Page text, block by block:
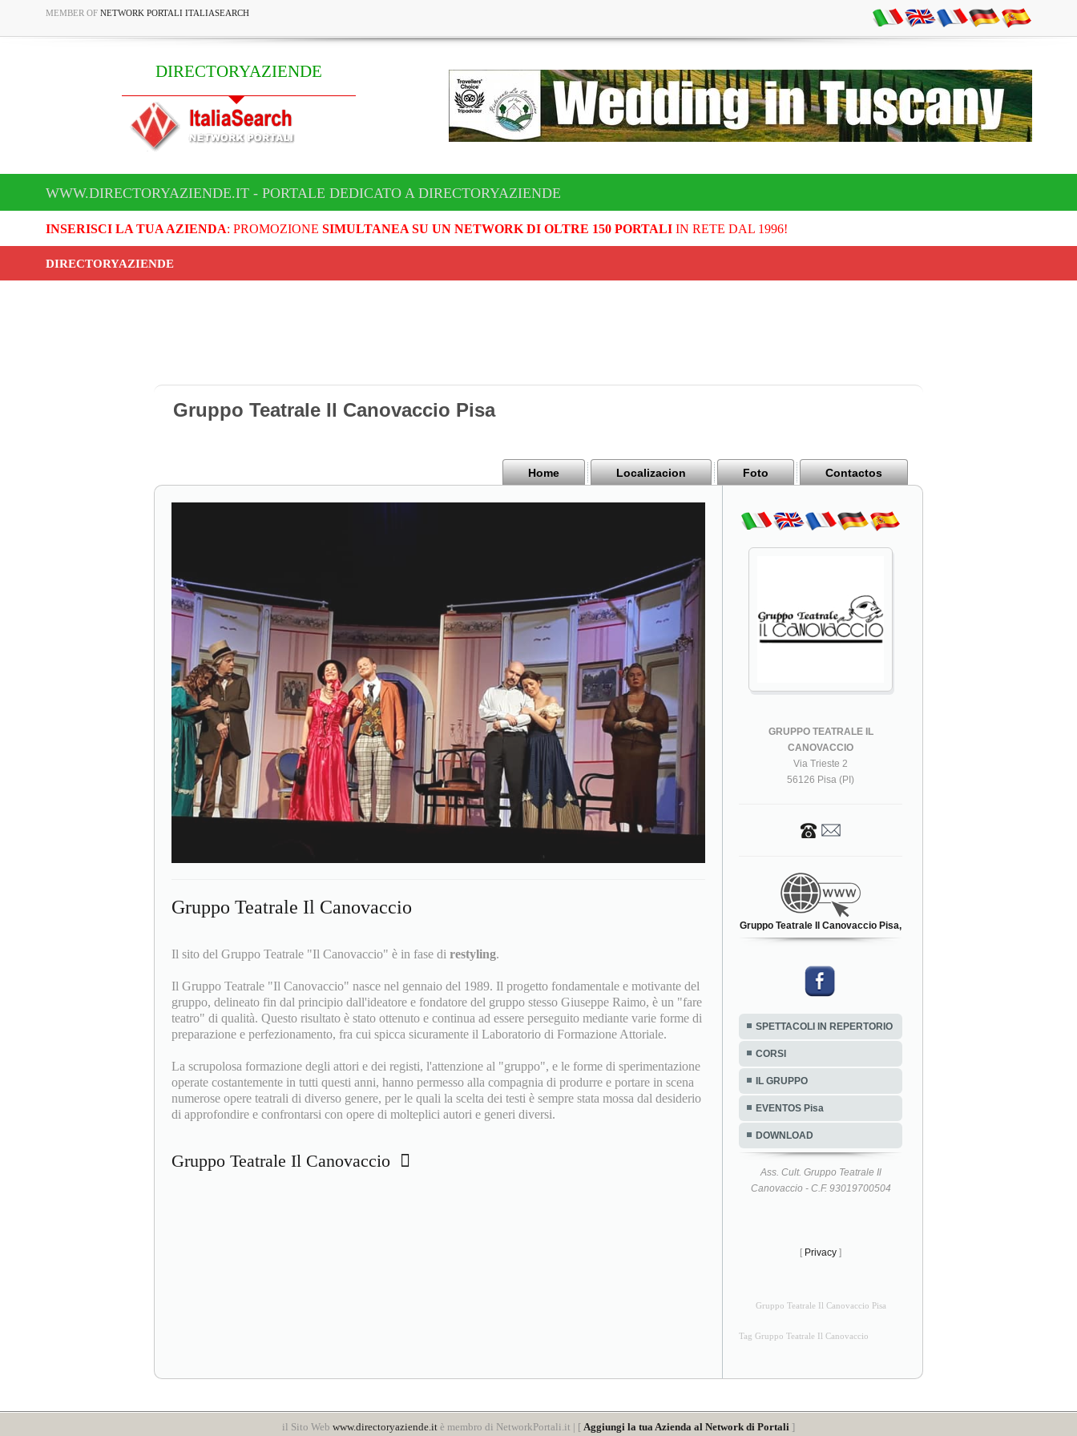
MEMBER OF NETWORK PORTALI ITALIASEARCH
DIRECTORYAZIENDE
WWW.DIRECTORYAZIENDE.IT - PORTALE DEDICATO A DIRECTORYAZIENDE
INSERISCI LA TUA AZIENDA: PROMOZIONE SIMULTANEA SU UN NETWORK DI OLTRE 150 PORTALIIN RETE DAL 1996!
DIRECTORYAZIENDE
Gruppo Teatrale Il Canovaccio Pisa
Home Localizacion Foto Contactos
Gruppo Teatrale Il Canovaccio
Il sito del Gruppo Teatrale "Il Canovaccio" è in fase di restyling.
Il Gruppo Teatrale "Il Canovaccio" nasce nel gennaio del 1989. Il progetto fondamentale e motivante del
gruppo, delineato fin dal principio dall'ideatore e fondatore del gruppo stesso Giuseppe Raimo, è un "fare
teatro" di qualità. Questo risultato è stato ottenuto e continua ad essere perseguito mediante varie forme di
preparazione e perfezionamento, fra cui spicca sicuramente il Laboratorio di Formazione Attoriale.
La scrupolosa formazione degli attori e dei registi, l'attenzione al "gruppo", e le forme di sperimentazione
operate costantemente in tutti questi anni, hanno permesso alla compagnia di produrre e portare in scena
numerose opere teatrali di diverso genere, per le quali la scelta dei testi è sempre stata mossa dal desiderio
di approfondire e confrontarsi con opere di molteplici autori e generi diversi.
Gruppo Teatrale Il Canovaccio
GRUPPO TEATRALE IL
CANOVACCIO
Via Trieste 2
56126 Pisa (PI)
Gruppo Teatrale Il Canovaccio Pisa,
SPETTACOLI IN REPERTORIO
CORSI
IL GRUPPO
EVENTOS Pisa
DOWNLOAD
Ass. Cult. Gruppo Teatrale Il
Canovaccio - C.F. 93019700504
[ Privacy ]
Gruppo Teatrale Il Canovaccio Pisa
Tag Gruppo Teatrale Il Canovaccio
il Sito Web www.directoryaziende.it è membro di NetworkPortali.it | [ Aggiungi la tua Azienda al Network di Portali ]